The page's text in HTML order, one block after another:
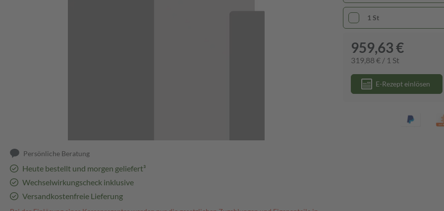
Persönliche Beratung
Heute bestellt und morgen geliefert³
Wechselwirkungscheck inklusive
Versandkostenfreie Lieferung
1 St
959,63 €
319,88 € / 1 St
E-Rezept einlösen